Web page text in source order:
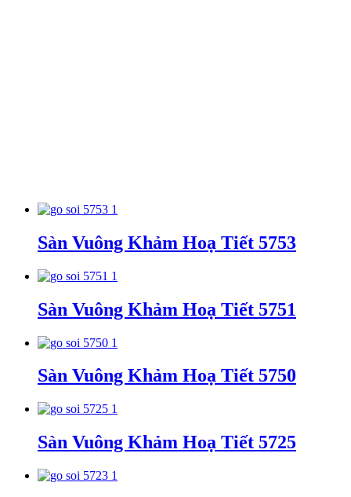
Sàn Vuông Khảm Hoạ Tiết 5753
Sàn Vuông Khảm Hoạ Tiết 5751
Sàn Vuông Khảm Hoạ Tiết 5750
Sàn Vuông Khảm Hoạ Tiết 5725